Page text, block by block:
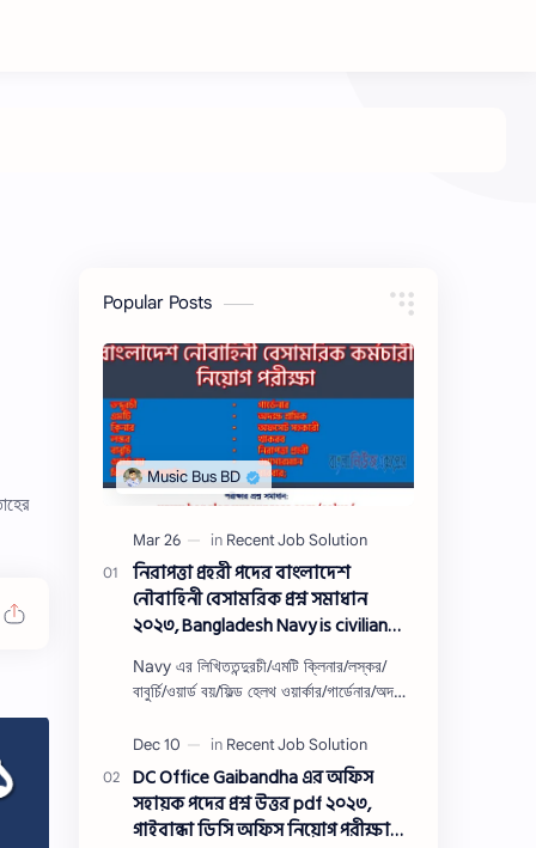
Popular Posts
নিরাপত্তা প্রহরী পদের বাংলাদেশ
নৌবাহিনী বেসামরিক প্রশ্ন সমাধান
২০২৩, Bangladesh Navy is civilian
Security guard post job exam
question solution 2023
Navy এর লিখিততন্দুরচী/এমটি ক্লিনার/লস্কর/
বাবুর্চি/ওয়ার্ড বয়/ফিল্ড হেলথ ওয়ার্কার/গার্ডেনার/অদক্ষ
ওয়াসারম্যা…
DC Office Gaibandha এর অফিস
সহায়ক পদের প্রশ্ন উত্তর pdf ২০২৩,
গাইবান্ধা ডিসি অফিস নিয়োগ পরীক্ষা